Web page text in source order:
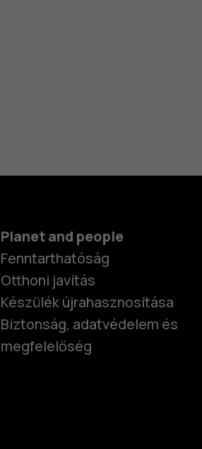
Planet and people
Fenntarthatóság
Otthoni javítás
Készülék újrahasznosítása
Biztonság, adatvédelem és
megfelelőség